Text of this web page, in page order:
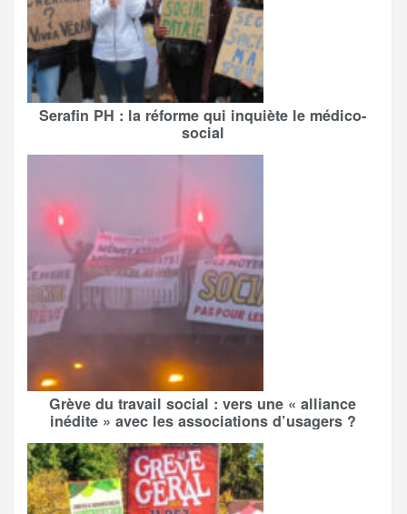
Serafin PH : la réforme qui inquiète le médico-
social
Grève du travail social : vers une « alliance
inédite » avec les associations d’usagers ?